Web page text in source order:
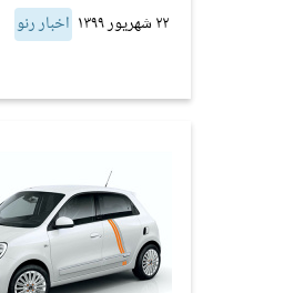
۲۲ شهریور ۱۳۹۹ اخبار رنو